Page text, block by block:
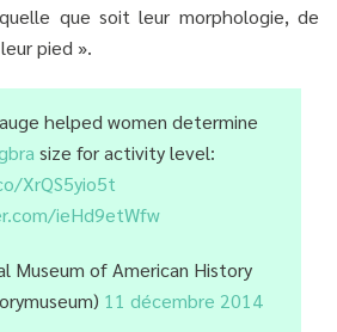
que soit leur morphologie, de
pied ».
helped women determine
size for activity level:
XrQS5yio5t
ieHd9etWfw
Museum of American History
11 décembre 2014